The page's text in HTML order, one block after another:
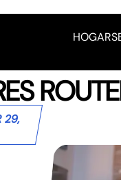
HOGAR
29,